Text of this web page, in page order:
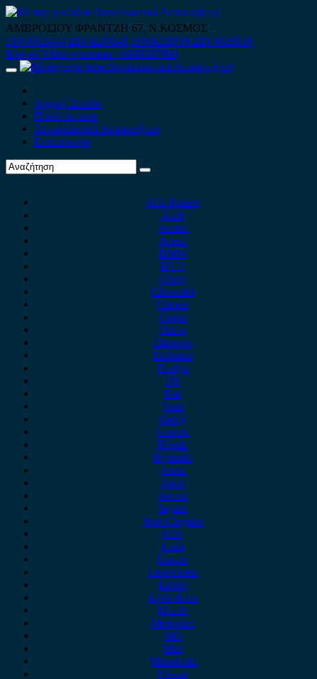
Skip
to
content
ΑΜΒΡΟΣΙΟΥ ΦΡΑΝΤΖΗ 67, Ν.ΚΟΣΜΟΣ
210 9012444 210 9239148 210 9238158 210 9026839
Κινητό-Viber-whatsapp : 6980507900
Primary
Αρχική Σελίδα
Ποιοί είμαστε
Ανταλλακτικά Αυτοκινήτων
Επικοινωνία
Alfa Romeo
Audi
Austin
Acura
BMW
BYD
Chery
Chevrolet
Citroen
Cupra
Dacia
Daewoo
Daihatsu
Dodge
DS
Fiat
Ford
Geely
Gonow
Honda
Hyundai
Isuzu
iveco
Jaecoo
Jaguar
Jeep Chrysler
KIA
Lada
Lancia
Leapmotor
Lexus
Lynk & co
Mazda
Mercedes
MG
Mini
Mitsubishi
Nissan